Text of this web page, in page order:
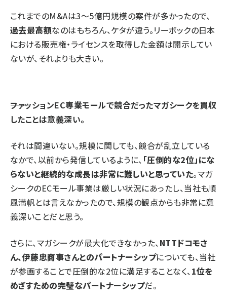
これまでのM&Aは3～5億円規模の案件が多かったので、
過去最高額なのはもちろん、ケタが違う。リーボックの日本
における販売権・ライセンスを取得した金額は開示してい
ないが、それよりも大きい。
――ファッションEC専業モールで競合だったマガシークを買収
したことは意義深い。
それは間違いない。規模に関しても、競合が乱立している
なかで、以前から発信しているように、 「圧倒的な2位」にな
らないと継続的な成長は非常に難しいと思っていた。マガ
シークのECモール事業は厳しい状況にあったし、当社も順
風満帆とは言えなかったので、規模の観点からも非常に意
義深いことだと思う。
さらに、マガシークが最大化できなかった、NTTドコモさ
ん、伊藤忠商事さんとのパートナーシップについても、当社
が参画することで圧倒的な2位に満足することなく、1位を
めざすための完璧なパートナーシップだ。